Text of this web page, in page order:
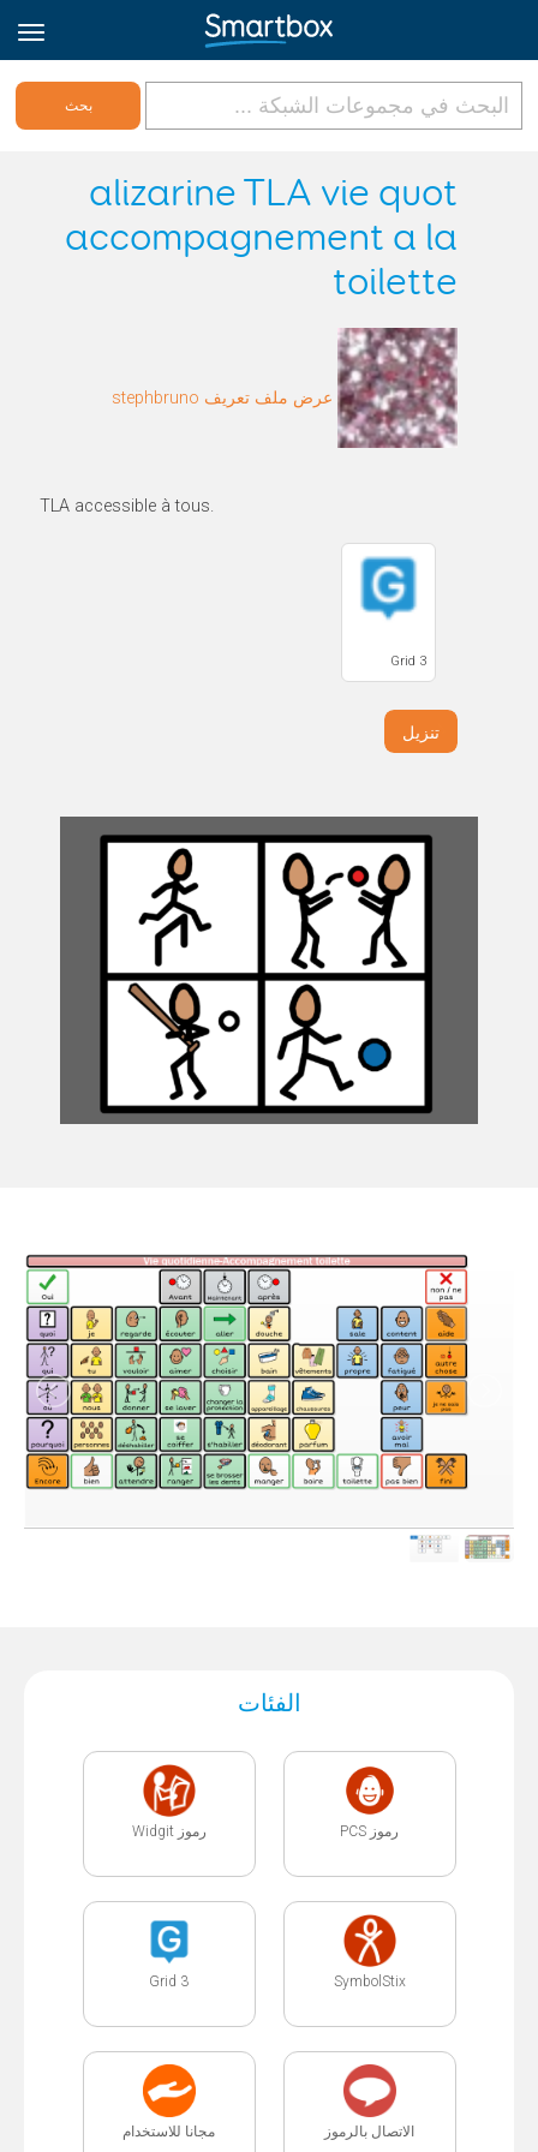
Online Grids
تسجيل الدخول
alizarine TLA vie quot
accompagnement a la
toilette
عرض ملف تعريف stephbruno
TLA accessible à tous.
Grid 3
تنزيل
الفئات
رموز PCS رموز Widgit
SymbolStix
Grid 3
الاتصال بالرموز مجانا للاستخدام